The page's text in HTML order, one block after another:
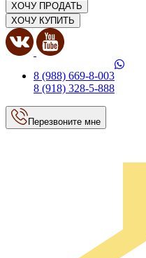
ХОЧУ ПРОДАТЬ
ХОЧУ КУПИТЬ
8 (988) 669-8-003
8 (918) 328-5-888
Перезвоните мне